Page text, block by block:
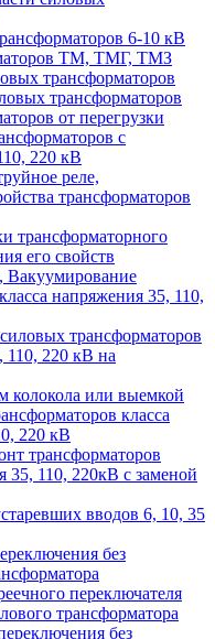
6-10 кВ
ТМ, ТМГ, ТМЗ
трансформаторов
трансформаторов
от перегрузки
с
220 кВ
реле,
трансформаторов
трансформаторного
его свойств
Вакуумирование
напряжения 35, 110,
трансформаторов
110, 220 кВ на
колокола или выемкой
класса
220 кВ
трансформаторов
35, 110, 220кВ с заменой
вводов 6, 10, 35
без
переключателя
трансформатора
без